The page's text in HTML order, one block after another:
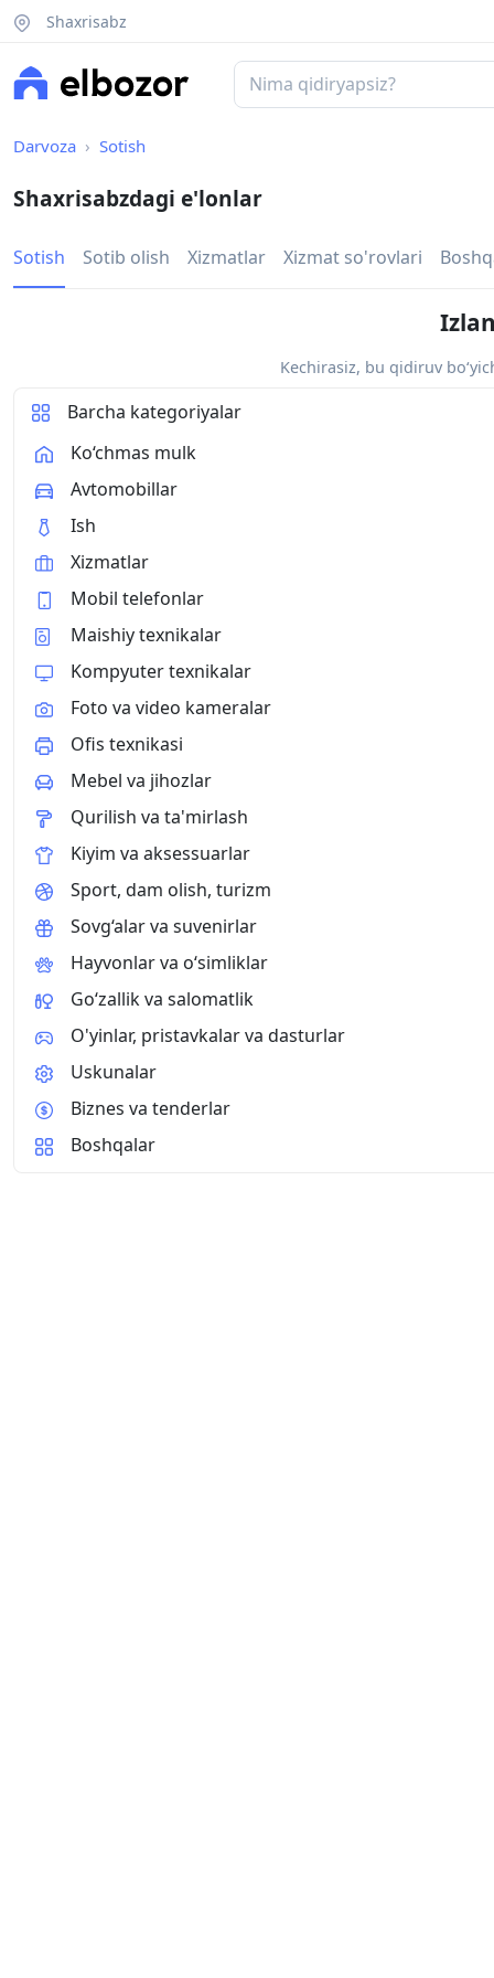
Shaxrisabz
Darvoza Sotish
Shaxrisabzdagi e'lonlar
Sotish Sotib olish Xizmatlar Xizmat so'rovlari
Kechirasiz, bu qidiruv
Barcha kategoriyalar
Ko‘chmas mulk
Avtomobillar
Ish
Xizmatlar
Mobil telefonlar
Maishiy texnikalar
Kompyuter texnikalar
Foto va video kameralar
Ofis texnikasi
Mebel va jihozlar
Qurilish va ta'mirlash
Kiyim va aksessuarlar
Sport, dam olish, turizm
Sovg‘alar va suvenirlar
Hayvonlar va o‘simliklar
Go‘zallik va salomatlik
O'yinlar, pristavkalar va dasturlar
Uskunalar
Biznes va tenderlar
Boshqalar